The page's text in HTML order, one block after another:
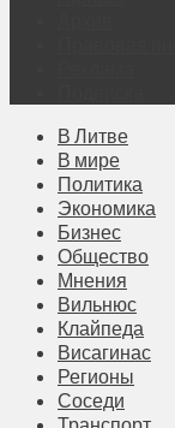
В Литве
В мире
Политика
Экономика
Бизнес
Общество
Мнения
Вильнюс
Клайпеда
Висагинас
Регионы
Соседи